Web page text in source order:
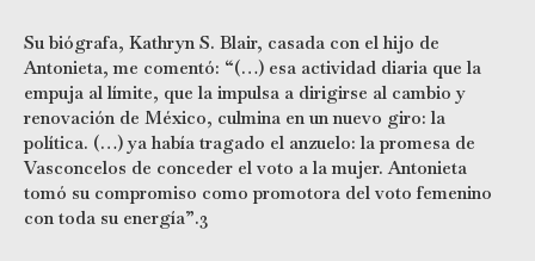
Su biógrafa, Kathryn S. Blair, casada con el hijo de
Antonieta, me comentó: “(…) esa actividad diaria que la
empuja al límite, que la impulsa a dirigirse al cambio y
renovación de México, culmina en un nuevo giro: la
política. (…) ya había tragado el anzuelo: la promesa de
Vasconcelos de conceder el voto a la mujer. Antonieta
tomó su compromiso como promotora del voto femenino
con toda su energía”.3